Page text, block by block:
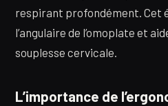
respirant profondément. Cet
l’angulaire de l’omoplate et
souplesse cervicale.
L’importance de